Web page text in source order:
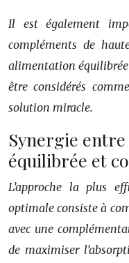
Il est également
compléments de
alimentation
être considérés
solution miracle.
Synergie
équilibrée et
L’approche la plus
optimale consiste à
avec une
de maximiser